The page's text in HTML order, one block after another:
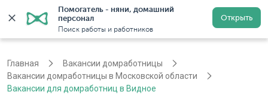
Помогатель - няни, домашний
персонал
Поиск работы и работников
Открыть
Регистрация
Главная
Вакансии домработницы
Вакансии домработницы в Московской области
Вакансии для домработниц в Видное